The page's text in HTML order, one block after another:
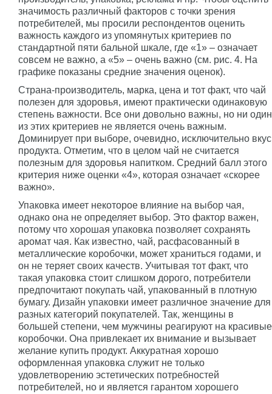
значимость различный факторов с точки зрения
потребителей, мы просили респондентов оценить
важность каждого из упомянутых критериев по
стандартной пяти бальной шкале, где «1» – означает
совсем не важно, а «5» – очень важно (см. рис. 4. На
графике показаны средние значения оценок).
Страна-производитель, марка, цена и тот факт, что чай
полезен для здоровья, имеют практически одинаковую
степень важности. Все они довольно важны, но ни один
из этих критериев не является очень важным.
Доминирует при выборе, очевидно, исключительно вкус
продукта. Отметим, что в целом чай не считается
полезным для здоровья напитком. Средний балл этого
критерия ниже оценки «4», которая означает «скорее
важно».
Упаковка имеет некоторое влияние на выбор чая,
однако она не определяет выбор. Это фактор важен,
потому что хорошая упаковка позволяет сохранять
аромат чая. Как известно, чай, расфасованный в
металлические коробочки, может храниться годами, и
он не теряет своих качеств. Учитывая тот факт, что
такая упаковка стоит слишком дорого, потребители
предпочитают покупать чай, упакованный в плотную
бумагу. Дизайн упаковки имеет различное значение для
разных категорий покупателей. Так, женщины в
большей степени, чем мужчины реагируют на красивые
коробочки. Она привлекает их внимание и вызывает
желание купить продукт. Аккуратная хорошо
оформленная упаковка служит не только
удовлетворению эстетических потребностей
потребителей, но и является гарантом хорошего